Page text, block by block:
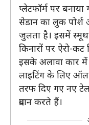
प्लेटफॉर्म पर बनाया
सेडान का लुक पोर्श
जुलता है। इसमें
किनारों पर ऐरो-कट
इसके अलावा कार
लाइटिंग के लिए
तरफ दिए गए नए
प्रदान करते हैं।